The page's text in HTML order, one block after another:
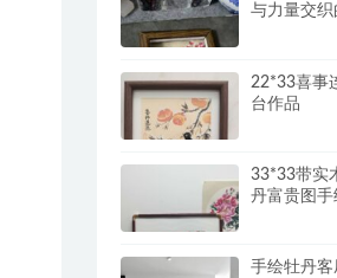
与力量交织
22*33喜事
台作品
33*33带实
丹富贵图手
手绘牡丹客